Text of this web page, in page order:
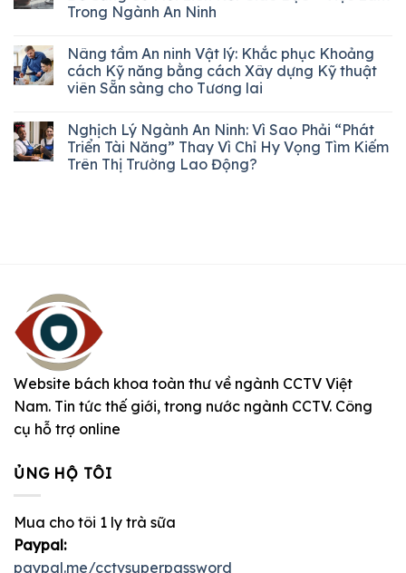
Trong Ngành An Ninh
Nâng tầm An ninh Vật lý: Khắc phục Khoảng
cách Kỹ năng bằng cách Xây dựng Kỹ thuật
viên Sẵn sàng cho Tương lai
Nghịch Lý Ngành An Ninh: Vì Sao Phải “Phát
Triển Tài Năng” Thay Vì Chỉ Hy Vọng Tìm Kiếm
Trên Thị Trường Lao Động?
Website bách khoa toàn thư về ngành CCTV Việt
Nam. Tin tức thế giới, trong nước ngành CCTV. Công
cụ hỗ trợ online
ỦNG HỘ TÔI
Mua cho tôi 1 ly trà sữa
Paypal:
paypal.me/cctvsuperpassword